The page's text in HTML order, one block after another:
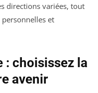
directions variées, tout
et
: choisissez la
avenir